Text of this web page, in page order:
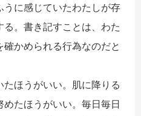
うに感じていたわたしが存
。書き記すことは、わた
かめられる行為なのだと
ほうがいい。肌に降りる
たほうがいい。毎日毎日